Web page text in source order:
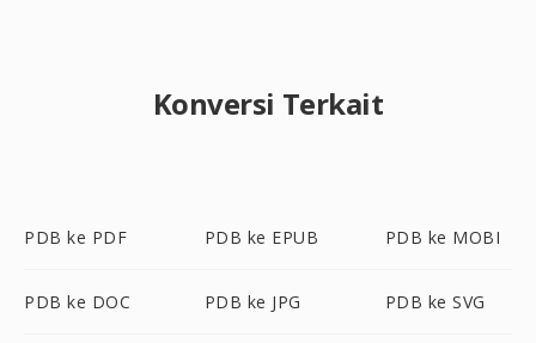
Konversi Terkait
PDB ke PDF PDB ke EPUB PDB ke MOBI
PDB ke DOC PDB ke JPG PDB ke SVG